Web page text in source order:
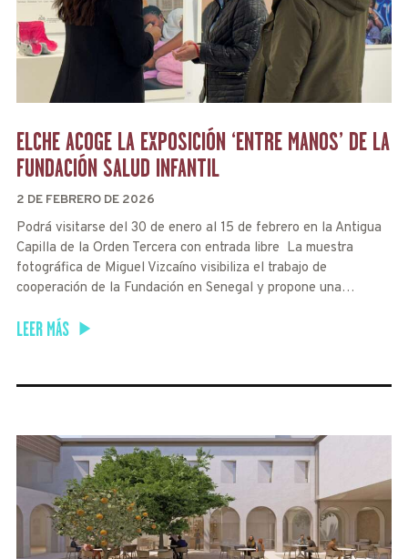
ELCHE ACOGE LA EXPOSICIÓN ‘ENTRE MANOS’ DE LA
FUNDACIÓN SALUD INFANTIL
2 DE FEBRERO DE 2026
Podrá visitarse del 30 de enero al 15 de febrero en la Antigua
Capilla de la Orden Tercera con entrada libre La muestra
fotográfica de Miguel Vizcaíno visibiliza el trabajo de
cooperación de la Fundación en Senegal y propone una…
LEER MÁS